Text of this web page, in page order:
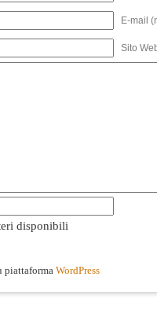
E-mail
Sito
disponibili
piattaforma WordPress